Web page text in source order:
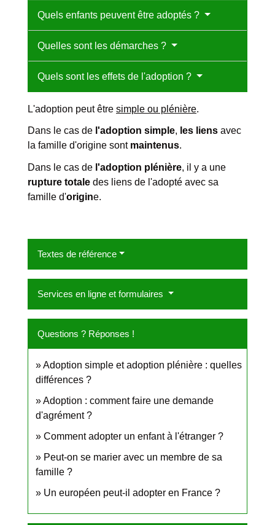
Quels enfants peuvent être adoptés ?
Quelles sont les démarches ?
Quels sont les effets de l'adoption ?
L'adoption peut être simple ou plénière.
Dans le cas de l'adoption simple, les liens avec
la famille d'origine sont maintenus.
Dans le cas de l'adoption plénière, il y a une
rupture totale des liens de l'adopté avec sa
famille d'origine.
Textes de référence
Services en ligne et formulaires
Questions ? Réponses !
Adoption simple et adoption plénière : quelles
différences ?
Adoption : comment faire une demande
d'agrément ?
Comment adopter un enfant à l'étranger ?
Peut-on se marier avec un membre de sa
famille ?
Un européen peut-il adopter en France ?